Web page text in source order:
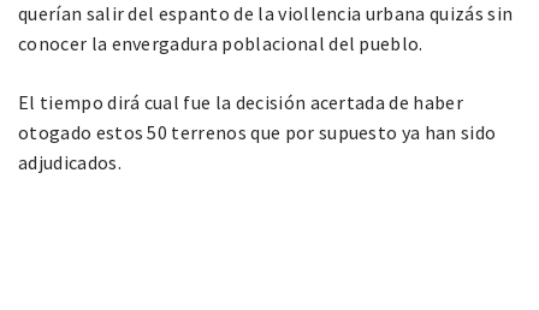
querían salir del espanto de la viollencia urbana quizás sin
conocer la envergadura poblacional del pueblo.
El tiempo dirá cual fue la decisión acertada de haber
otogado estos 50 terrenos que por supuesto ya han sido
adjudicados.